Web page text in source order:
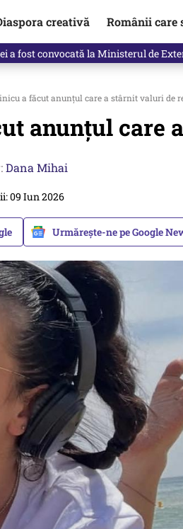
creativă Românii care
a fost convocată la Ministerul de
a făcut anunțul care a stârnit valuri de
anunțul care
Dana Mihai
09 Iun 2026
Urmărește-ne pe Google